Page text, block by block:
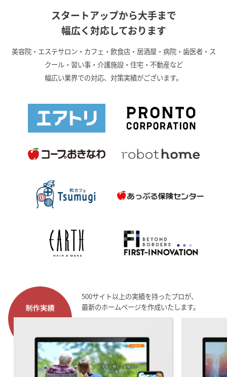
スタートアップから大手まで
幅広く対応しております
美容院・エステサロン・カフェ・飲食店・居酒屋・病院・歯医者・ス
クール・習い事・介護施設・住宅・不動産など
幅広い業界での対応、対策実績がございます。
500サイト以上の実績を持ったプロが、
最新のホームページを作成いたします。